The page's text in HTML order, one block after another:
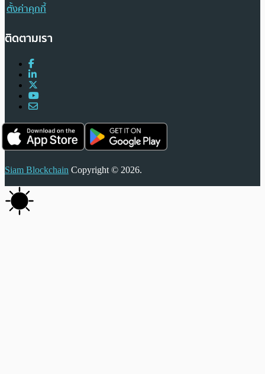
ตั้งค่าคุกกี้
ติดตามเรา
Siam Blockchain Copyright © 2026.